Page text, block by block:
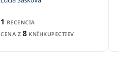
1 RECENCIA
CENA Z 8 KNÍHKUPECTIEV